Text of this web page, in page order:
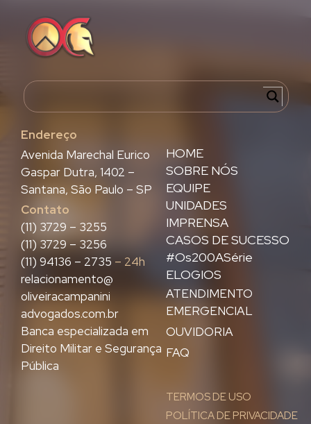
Endereço
HOME
SOBRE NÓS
EQUIPE
UNIDADES
IMPRENSA
CASOS DE SUCESSO
#Os200ASérie
ELOGIOS
ATENDIMENTO
EMERGENCIAL
OUVIDORIA
FAQ
TERMOS DE USO
POLÍTICA DE PRIVACIDADE
Avenida Marechal Eurico
Gaspar Dutra, 1402 –
Santana, São Paulo – SP
Contato
(11) 3729 – 3255
(11) 3729 – 3256
(11) 94136 – 2735 – 24h
relacionamento@
oliveiracampanini
advogados.com.br
Banca especializada em
Direito Militar e Segurança
Pública